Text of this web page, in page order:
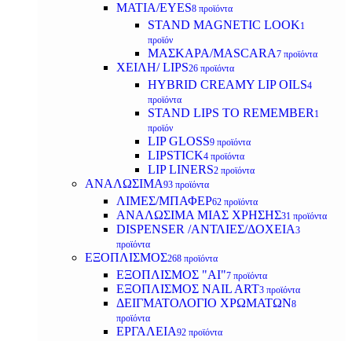
ΜΑΤΙΑ/EYES8 προϊόντα
STAND MAGNETIC LOOK1
προϊόν
ΜΑΣΚΑΡΑ/MASCARA7 προϊόντα
ΧΕΙΛΗ/ LIPS26 προϊόντα
HYBRID CREAMY LIP OILS4
προϊόντα
STAND LIPS TO REMEMBER 1
προϊόν
LIP GLOSS9 προϊόντα
LIPSTICK4 προϊόντα
LIP LINERS2 προϊόντα
ΑΝΑΛΩΣΙΜΑ93 προϊόντα
ΛΙΜΕΣ/ΜΠΑΦΕΡ62 προϊόντα
ΑΝΑΛΩΣΙΜΑ ΜΙΑΣ ΧΡΗΣΗΣ31 προϊόντα
DISPENSER /ΑΝΤΛΙΕΣ/ΔΟΧΕΙΑ3
προϊόντα
ΕΞΟΠΛΙΣΜΟΣ268 προϊόντα
ΕΞΟΠΛΙΣΜΟΣ "AI"7 προϊόντα
ΕΞΟΠΛΙΣΜΟΣ NAIL ART3 προϊόντα
ΔΕΙΓΜΑΤΟΛΟΓΙΟ ΧΡΩΜΑΤΩΝ8
προϊόντα
ΕΡΓΑΛΕΙΑ92 προϊόντα